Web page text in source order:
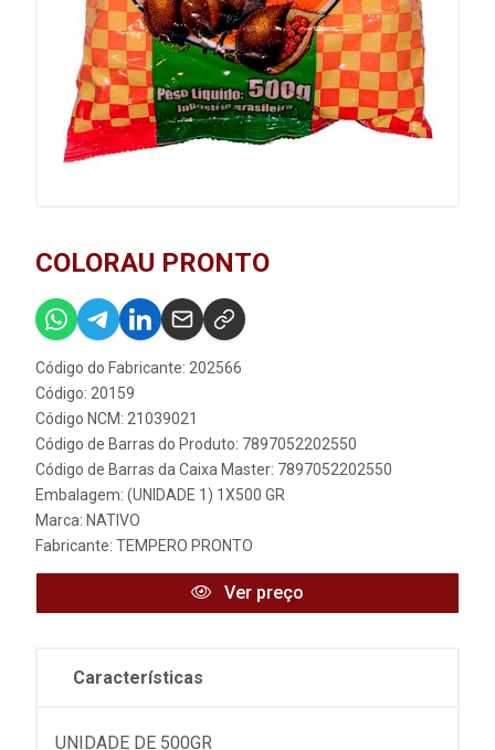
COLORAU PRONTO
Código do Fabricante: 202566
Código: 20159
Código NCM: 21039021
Código de Barras do Produto: 7897052202550
Código de Barras da Caixa Master: 7897052202550
Embalagem: (UNIDADE 1) 1X500 GR
Marca: NATIVO
Fabricante: TEMPERO PRONTO
Ver preço
Características
UNIDADE DE 500GR